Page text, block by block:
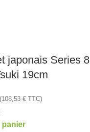
japonais Series 8
19cm
108,53 € TTC)
panier